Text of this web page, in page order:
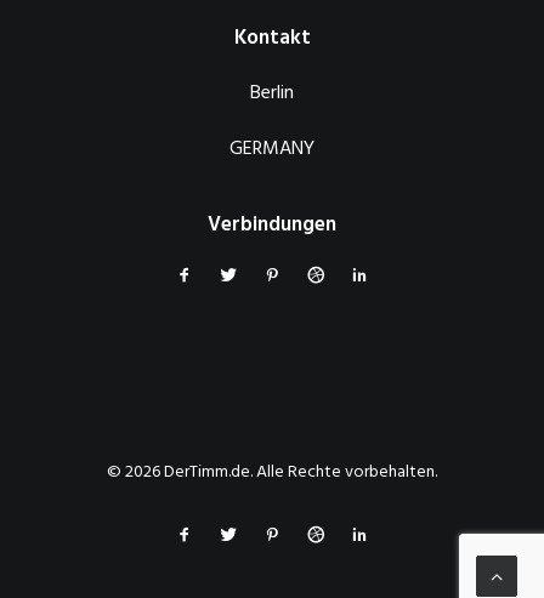
Kontakt
Berlin
GERMANY
Verbindungen
© 2026 DerTimm.de. Alle Rechte vorbehalten.